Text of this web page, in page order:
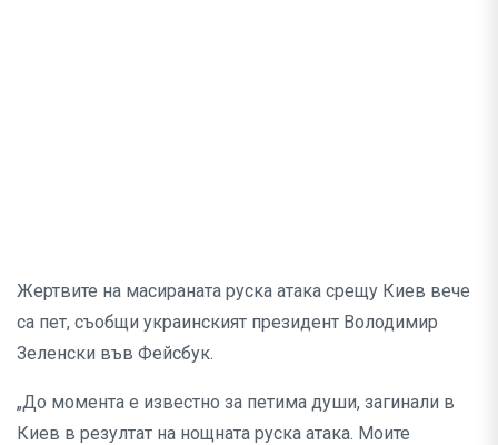
Жертвите на масираната руска атака срещу Киев вече
са пет, съобщи украинският президент Володимир
Зеленски във Фейсбук.
„До момента е известно за петима души, загинали в
Киев в резултат на нощната руска атака. Моите